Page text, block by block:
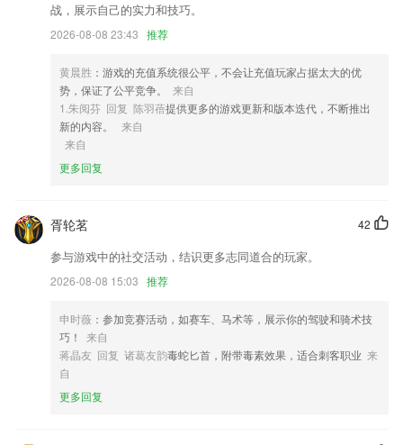
2,设置你感兴趣的话题，平台强烈推荐你阅读;
3,玩在旅途,必须解放全身心,哇旅行app里不仅有知名景点,也有小众、别
4,选1000万本图书资源，全新内容秒速更新。
5,深度分析：即时热点策划专题，汇聚百家争鸣。
6,更好的知晓不同的信息,让2265用户拥有一个最好的睡眠环境
急速飞艇网页软件优势
2.智能算法评价学习效果，定制个性化操练方案
3.机考、pk测试、通关教材、考点狂背、高频题目、资讯、错题、笔记、
收藏、答疑、视频课程。
5.便捷的操控方式
6.通过自己空余的时间去接一些帮助孩子改作业的任务，还可以获得到一
份收益。
急速飞艇网页更新了什么?
修复没有显示系统应用是，全选也把系统应用也选中。
战，展示自己的实力和技巧。
2026-08-08 23:43 推荐
黄晨胜 ：游戏的充值系统很公平，不会让充值玩家占据太大的优
势，保证了公平竞争。
来自
1.朱阅芬 回复 陈羽蓓提供更多的游戏更新和版本迭代，不断推出
新的内容。
来自
来自
更多回复
42
胥轮茗
参与游戏中的社交活动，结识更多志同道合的玩家。
2026-08-08 15:03 推荐
申时薇 ：参加竞赛活动，如赛车、马术等，展示你的驾驶和骑术技
巧！
来自
蒋晶友 回复 诸葛友韵毒蛇匕首，附带毒素效果，适合刺客职业 来
自
更多回复